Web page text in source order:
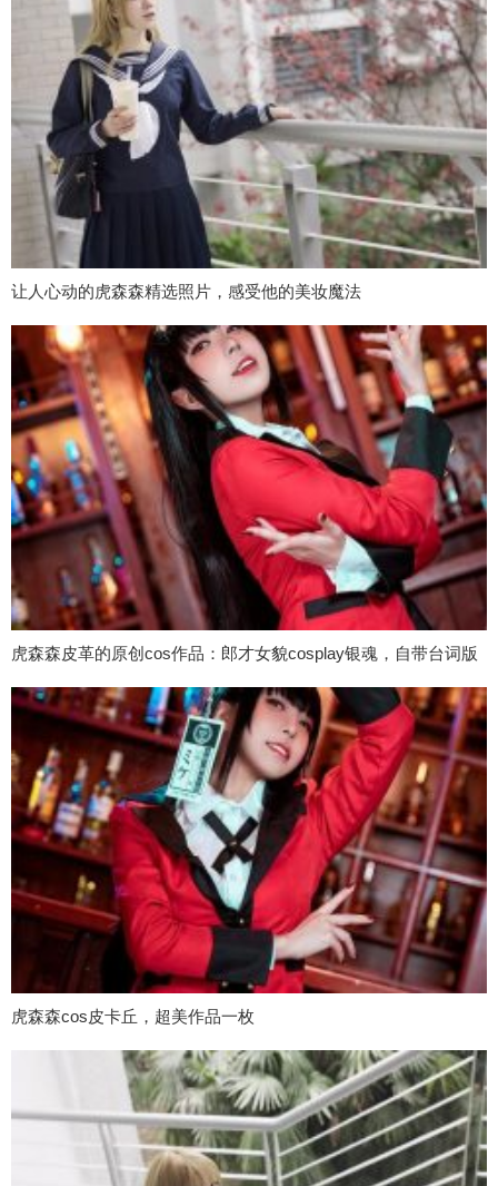
让人心动的虎森森精选照片，感受他的美妆魔法
虎森森皮革的原创cos作品：郎才女貌cosplay银魂，自带台词版
虎森森cos皮卡丘，超美作品一枚